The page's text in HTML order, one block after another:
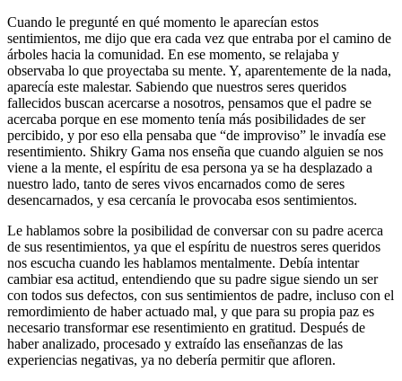
Cuando le pregunté en qué momento le aparecían estos
sentimientos, me dijo que era cada vez que entraba por el camino de
árboles hacia la comunidad. En ese momento, se relajaba y
observaba lo que proyectaba su mente. Y, aparentemente de la nada,
aparecía este malestar. Sabiendo que nuestros seres queridos
fallecidos buscan acercarse a nosotros, pensamos que el padre se
acercaba porque en ese momento tenía más posibilidades de ser
percibido, y por eso ella pensaba que “de improviso” le invadía ese
resentimiento. Shikry Gama nos enseña que cuando alguien se nos
viene a la mente, el espíritu de esa persona ya se ha desplazado a
nuestro lado, tanto de seres vivos encarnados como de seres
desencarnados, y esa cercanía le provocaba esos sentimientos.
Le hablamos sobre la posibilidad de conversar con su padre acerca
de sus resentimientos, ya que el espíritu de nuestros seres queridos
nos escucha cuando les hablamos mentalmente. Debía intentar
cambiar esa actitud, entendiendo que su padre sigue siendo un ser
con todos sus defectos, con sus sentimientos de padre, incluso con el
remordimiento de haber actuado mal, y que para su propia paz es
necesario transformar ese resentimiento en gratitud. Después de
haber analizado, procesado y extraído las enseñanzas de las
experiencias negativas, ya no debería permitir que afloren.